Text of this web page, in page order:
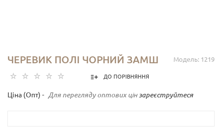
Модель: 1219
ЧЕРЕВИК ПОЛІ ЧОРНИЙ ЗАМШ
ДО ПОРІВНЯННЯ
Ціна (Опт) - Для перегляду оптових цін зареєструйтеся